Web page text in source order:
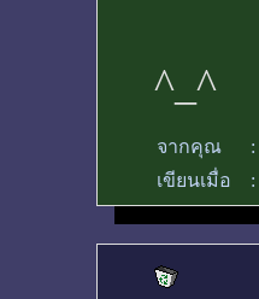
^_^
จากคุณ :
เขียนเมื่อ
: